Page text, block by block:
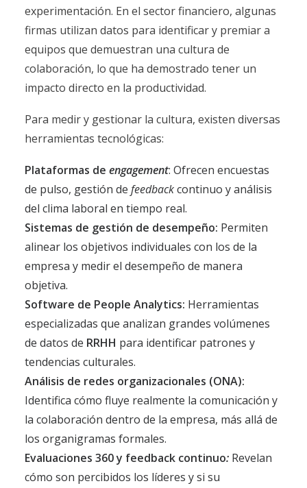
experimentación. En el sector financiero, algunas
firmas utilizan datos para identificar y premiar a
equipos que demuestran una cultura de
colaboración, lo que ha demostrado tener un
impacto directo en la productividad.
Para medir y gestionar la cultura, existen diversas
herramientas tecnológicas:
Plataformas de engagement: Ofrecen encuestas
de pulso, gestión de feedbackcontinuo y análisis
del clima laboral en tiempo real.
Sistemas de gestión de desempeño: Permiten
alinear los objetivos individuales con los de la
empresa y medir el desempeño de manera
objetiva.
Software de People Analytics: Herramientas
especializadas que analizan grandes volúmenes
de datos de RRHH para identificar patrones y
tendencias culturales.
Análisis de redes organizacionales (ONA):
Identifica cómo fluye realmente la comunicación y
la colaboración dentro de la empresa, más allá de
los organigramas formales.
Evaluaciones 360 y feedback continuo: Revelan
cómo son percibidos los líderes y si su